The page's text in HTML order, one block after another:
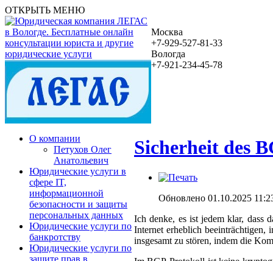
ОТКРЫТЬ МЕНЮ
Москва
+7-929-527-81-33
Вологда
+7-921-234-45-78
О компании
Петухов Олег
Анатольевич
Юридические услуги в
сфере IT,
информационной
безопасности и защиты
персональных данных
Юридические услуги по
банкротству
Юридические услуги по
защите прав в
Sicherheit des
Обновлено 01.10.2025
Ich denke, es ist jedem klar, dass
Internet erheblich beeinträchtigen,
insgesamt zu stören, indem die